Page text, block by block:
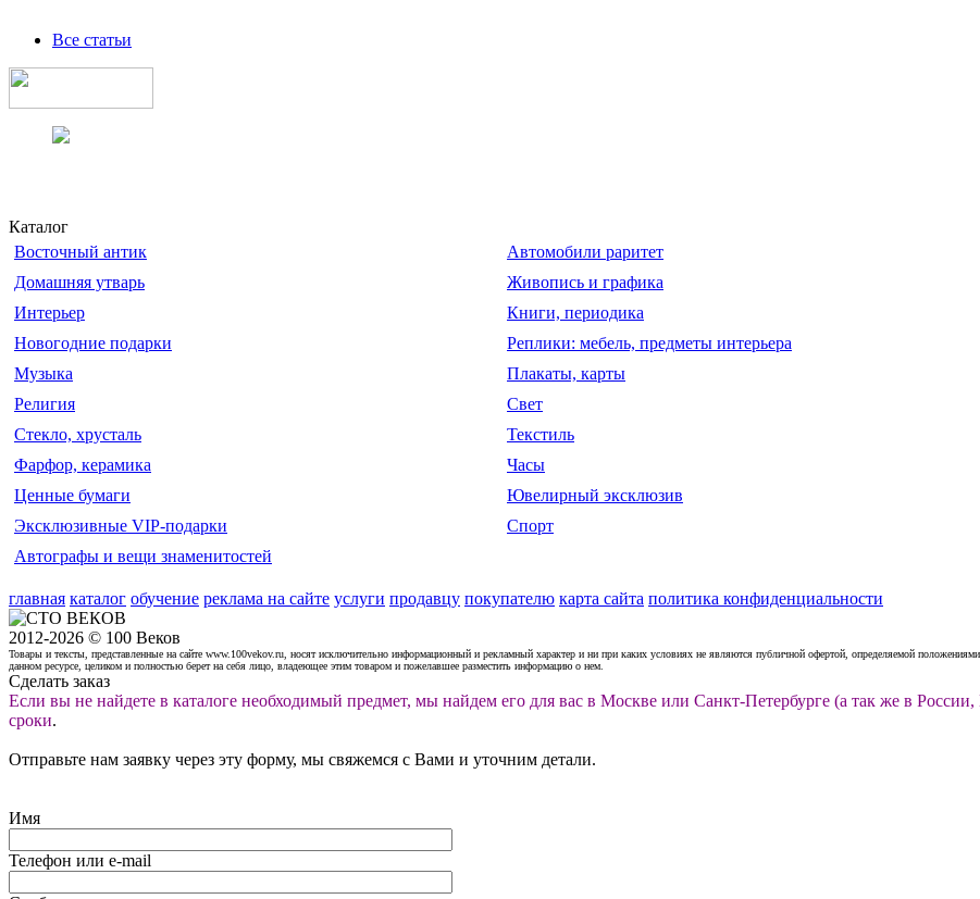
Все статьи
Каталог
Восточный антик
Автомобили раритет
Домашняя утварь
Живопись и графика
Интерьер
Книги, периодика
Новогодние подарки
Реплики: мебель, предметы интерьера
Музыка
Плакаты, карты
Религия
Свет
Стекло, хрусталь
Текстиль
Фарфор, керамика
Часы
Ценные бумаги
Ювелирный эксклюзив
Эксклюзивные VIP-подарки
Спорт
Автографы и вещи знаменитостей
главная каталог обучение реклама на сайте услуги продавцу покупателю карта сайта политика конфиденциальности
2012-2026 © 100 Веков
Товары и тексты, представленные на сайте www.100vekov.ru, носят исключительно информационный и рекламный характер и ни при каких условиях не являются публичной офертой, определяемой
данном ресурсе, целиком и полностью берет на себя лицо, владеющее этим товаром и пожелавшее разместить информацию о нем.
Сделать заказ
Если вы не найдете в каталоге необходимый предмет, мы найдем его для вас в Москве или Санкт-Петербурге (а так же в
сроки.
Отправьте нам заявку через эту форму, мы свяжемся с Вами и уточним детали.
Имя
Телефон или e-mail